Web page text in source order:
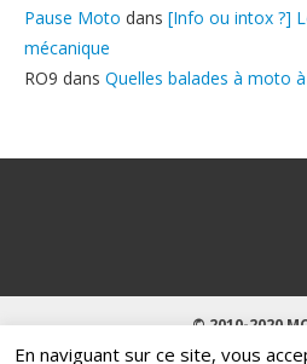
Pause Moto dans [Info ou intox ?]
mécanique
RO9 dans Quelles balades à moto
© 2010-2020
En naviguant sur ce site, vous